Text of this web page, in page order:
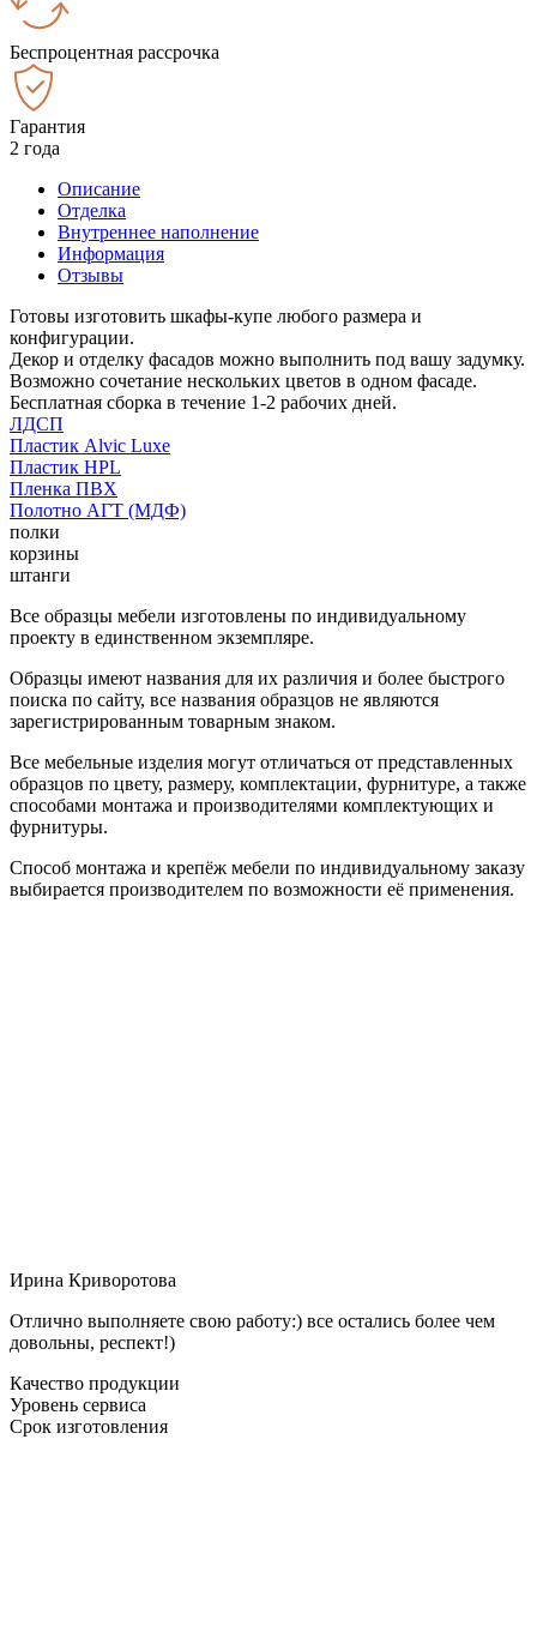
Беспроцентная рассрочка
Гарантия
2 года
Описание
Отделка
Внутреннее наполнение
Информация
Отзывы
Готовы изготовить шкафы-купе любого размера и
конфигурации.
Декор и отделку фасадов можно выполнить под вашу задумку.
Возможно сочетание нескольких цветов в одном фасаде.
Бесплатная сборка в течение 1-2 рабочих дней.
ЛДСП
Пластик Alvic Luxe
Пластик HPL
Пленка ПВХ
Полотно АГТ (МДФ)
полки
корзины
штанги
Все образцы мебели изготовлены по индивидуальному
проекту в единственном экземпляре.
Образцы имеют названия для их различия и более быстрого
поиска по сайту, все названия образцов не являются
зарегистрированным товарным знаком.
Все мебельные изделия могут отличаться от представленных
образцов по цвету, размеру, комплектации, фурнитуре, а также
способами монтажа и производителями комплектующих и
фурнитуры.
Способ монтажа и крепёж мебели по индивидуальному заказу
выбирается производителем по возможности её применения.
Ирина Криворотова
Отлично выполняете свою работу:) все остались более чем
довольны, респект!)
Качество продукции
Уровень сервиса
Срок изготовления